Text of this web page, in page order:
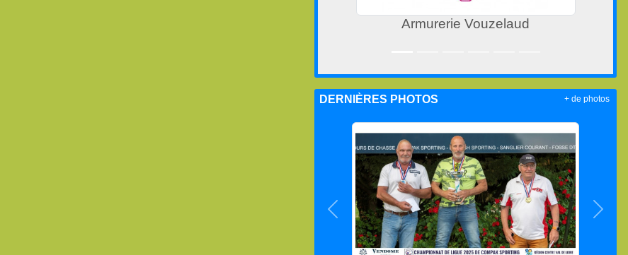
Armurerie Vouzelaud
DERNIÈRES PHOTOS
Précedent
+ de photos